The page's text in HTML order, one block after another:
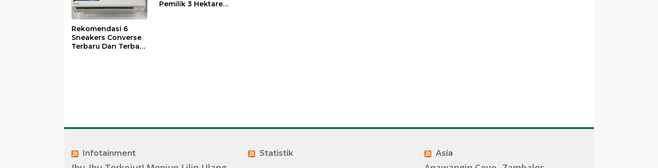
Rekomendasi 6
Sneakers Converse
Terbaru Dan Terbaik
Pemilik 3 Hektare
Infotainment Statistik Asia